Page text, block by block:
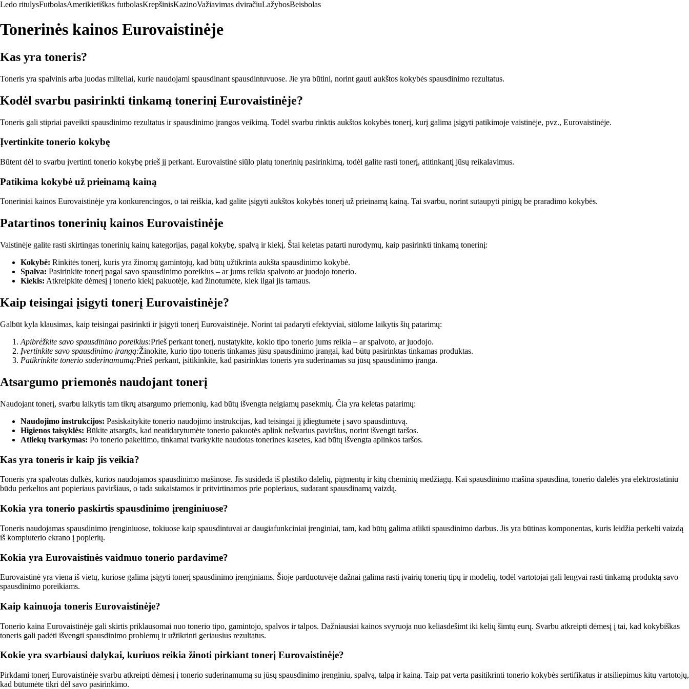
Ledo ritulysFutbolasAmerikietiškas futbolasKrepšinisKazinoVažiavimas dviračiuLažybosBeisbolas
Tonerinės kainos Eurovaistinėje
Kas yra toneris?
Toneris yra spalvinis arba juodas milteliai, kurie naudojami spausdinant spausdintuvuose. Jie yra būtini, norint gauti aukštos kokybės spausdinimo rezultatus.
Kodėl svarbu pasirinkti tinkamą tonerinį Eurovaistinėje?
Toneris gali stipriai paveikti spausdinimo rezultatus ir spausdinimo įrangos veikimą. Todėl svarbu rinktis aukštos kokybės tonerį, kurį galima įsigyti patikimoje vaistinėje, pvz., Eurovaistinėje.
Įvertinkite tonerio kokybę
Būtent dėl to svarbu įvertinti tonerio kokybę prieš jį perkant. Eurovaistinė siūlo platų tonerinių pasirinkimą, todėl galite rasti tonerį, atitinkantį jūsų reikalavimus.
Patikima kokybė už prieinamą kainą
Toneriniai kainos Eurovaistinėje yra konkurencingos, o tai reiškia, kad galite įsigyti aukštos kokybės tonerį už prieinamą kainą. Tai svarbu, norint sutaupyti pinigų be praradimo kokybės.
Patartinos tonerinių kainos Eurovaistinėje
Vaistinėje galite rasti skirtingas tonerinių kainų kategorijas, pagal kokybę, spalvą ir kiekį. Štai keletas patarti nurodymų, kaip pasirinkti tinkamą tonerinį:
Kokybė: Rinkitės tonerį, kuris yra žinomų gamintojų, kad būtų užtikrinta aukšta spausdinimo kokybė.
Spalva: Pasirinkite tonerį pagal savo spausdinimo poreikius – ar jums reikia spalvoto ar juodojo tonerio.
Kiekis: Atkreipkite dėmesį į tonerio kiekį pakuotėje, kad žinotumėte, kiek ilgai jis tarnaus.
Kaip teisingai įsigyti tonerį Eurovaistinėje?
Galbūt kyla klausimas, kaip teisingai pasirinkti ir įsigyti tonerį Eurovaistinėje. Norint tai padaryti efektyviai, siūlome laikytis šių patarimų:
Apibrėžkite savo spausdinimo poreikius:Prieš perkant tonerį, nustatykite, kokio tipo tonerio jums reikia – ar spalvoto, ar juodojo.
Įvertinkite savo spausdinimo įrangą:Žinokite, kurio tipo toneris tinkamas jūsų spausdinimo įrangai, kad būtų pasirinktas tinkamas produktas.
Patikrinkite tonerio suderinamumą:Prieš perkant, įsitikinkite, kad pasirinktas toneris yra suderinamas su jūsų spausdinimo įranga.
Atsargumo priemonės naudojant tonerį
Naudojant tonerį, svarbu laikytis tam tikrų atsargumo priemonių, kad būtų išvengta neigiamų pasekmių. Čia yra keletas patarimų:
Naudojimo instrukcijos: Pasiskaitykite tonerio naudojimo instrukcijas, kad teisingai jį įdiegtumėte į savo spausdintuvą.
Higienos taisyklės: Būkite atsargūs, kad neatidarytumėte tonerio pakuotės aplink nešvarius paviršius, norint išvengti taršos.
Atliekų tvarkymas: Po tonerio pakeitimo, tinkamai tvarkykite naudotas tonerines kasetes, kad būtų išvengta aplinkos taršos.
Kas yra toneris ir kaip jis veikia?
Toneris yra spalvotas dulkės, kurios naudojamos spausdinimo mašinose. Jis susideda iš plastiko dalelių, pigmentų ir kitų cheminių medžiagų. Kai spausdinimo mašina spausdina, tonerio dalelės yra elektrostatiniu
būdu perkeltos ant popieriaus paviršiaus, o tada sukaistamos ir pritvirtinamos prie popieriaus, sudarant spausdinamą vaizdą.
Kokia yra tonerio paskirtis spausdinimo įrenginiuose?
Toneris naudojamas spausdinimo įrenginiuose, tokiuose kaip spausdintuvai ar daugiafunkciniai įrenginiai, tam, kad būtų galima atlikti spausdinimo darbus. Jis yra būtinas komponentas, kuris leidžia perkelti vaizdą
iš kompiuterio ekrano į popierių.
Kokia yra Eurovaistinės vaidmuo tonerio pardavime?
Eurovaistinė yra viena iš vietų, kuriose galima įsigyti tonerį spausdinimo įrenginiams. Šioje parduotuvėje dažnai galima rasti įvairių tonerių tipų ir modelių, todėl vartotojai gali lengvai rasti tinkamą produktą savo
spausdinimo poreikiams.
Kaip kainuoja toneris Eurovaistinėje?
Tonerio kaina Eurovaistinėje gali skirtis priklausomai nuo tonerio tipo, gamintojo, spalvos ir talpos. Dažniausiai kainos svyruoja nuo keliasdešimt iki kelių šimtų eurų. Svarbu atkreipti dėmesį į tai, kad kokybiškas
toneris gali padėti išvengti spausdinimo problemų ir užtikrinti geriausius rezultatus.
Kokie yra svarbiausi dalykai, kuriuos reikia žinoti pirkiant tonerį Eurovaistinėje?
Pirkdami tonerį Eurovaistinėje svarbu atkreipti dėmesį į tonerio suderinamumą su jūsų spausdinimo įrenginiu, spalvą, talpą ir kainą. Taip pat verta pasitikrinti tonerio kokybės sertifikatus ir atsiliepimus kitų vartotojų,
kad būtumėte tikri dėl savo pasirinkimo.